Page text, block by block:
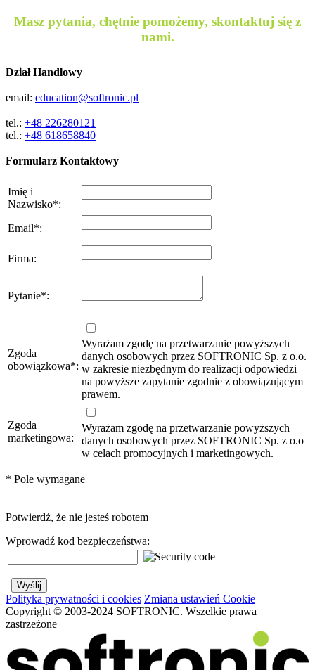
Masz pytania, chętnie pomożemy, skontaktuj się z
nami.
Dział Handlowy
email: education@softronic.pl
tel.: +48 226280121
tel.: +48 618658840
Formularz Kontaktowy
Imię i
Nazwisko*:
Email*:
Firma:
Pytanie*:
Zgoda
obowiązkowa*:
Wyrażam zgodę na przetwarzanie powyższych
danych osobowych przez SOFTRONIC Sp. z o.o.
w zakresie niezbędnym do realizacji odpowiedzi
na powyższe zapytanie zgodnie z obowiązującym
prawem.
Zgoda
marketingowa:
Wyrażam zgodę na przetwarzanie powyższych
danych osobowych przez SOFTRONIC Sp. z o.o
w celach promocyjnych i marketingowych.
* Pole wymagane
Potwierdź, że nie jesteś robotem
Wprowadź kod bezpieczeństwa:
Polityka prywatności i cookies Zmiana ustawień Cookie
Copyright © 2003-2024 SOFTRONIC. Wszelkie prawa
zastrzeżone